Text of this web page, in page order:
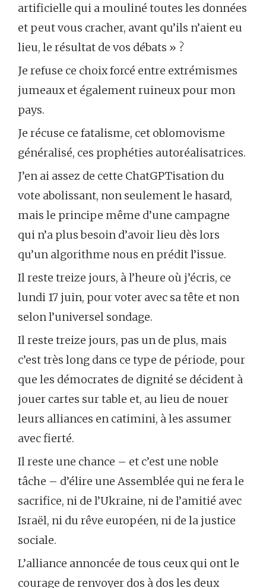
artificielle qui a mouliné toutes les données
et peut vous cracher, avant qu’ils n’aient eu
lieu, le résultat de vos débats » ?
Je refuse ce choix forcé entre extrémismes
jumeaux et également ruineux pour mon
pays.
Je récuse ce fatalisme, cet oblomovisme
généralisé, ces prophéties autoréalisatrices.
J’en ai assez de cette ChatGPTisation du
vote abolissant, non seulement le hasard,
mais le principe même d’une campagne
qui n’a plus besoin d’avoir lieu dès lors
qu’un algorithme nous en prédit l’issue.
Il reste treize jours, à l’heure où j’écris, ce
lundi 17 juin, pour voter avec sa tête et non
selon l’universel sondage.
Il reste treize jours, pas un de plus, mais
c’est très long dans ce type de période, pour
que les démocrates de dignité se décident à
jouer cartes sur table et, au lieu de nouer
leurs alliances en catimini, à les assumer
avec fierté.
Il reste une chance – et c’est une noble
tâche – d’élire une Assemblée qui ne fera le
sacrifice, ni de l’Ukraine, ni de l’amitié avec
Israël, ni du rêve européen, ni de la justice
sociale.
L’alliance annoncée de tous ceux qui ont le
courage de renvoyer dos à dos les deux